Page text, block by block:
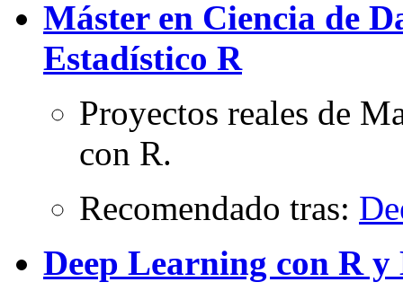
Máster en Ciencia de
Estadístico R
Proyectos reales de
con R.
Recomendado tras:
Deep Learning con R y